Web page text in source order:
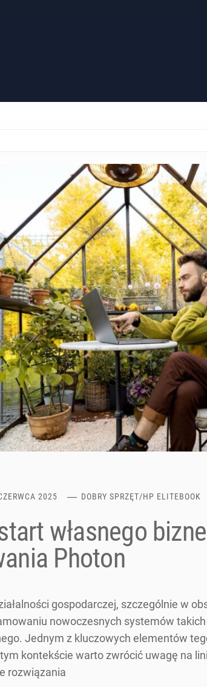
2025 DOBRY SPRZĘT/HP ELITEBOOK
własnego
Photon
gospodarczej, szczególnie w
nowoczesnych systemów
Jednym z kluczowych elementów
kontekście warto zwrócić uwagę na
rozwiązania